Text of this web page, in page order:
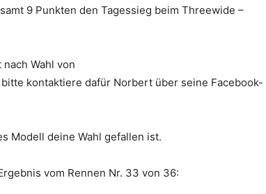
9 Punkten den Tagessieg beim Threewide –
Wahl von
bitte kontaktiere dafür Norbert über seine Facebook-
Modell deine Wahl gefallen ist.
vom Rennen Nr. 33 von 36: